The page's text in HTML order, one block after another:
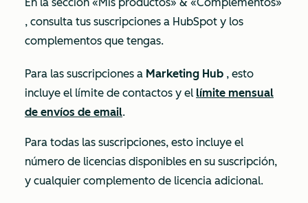
, consulta tus suscripciones a HubSpot y los
complementos que tengas.
Para las suscripciones a Marketing Hub , esto
incluye el límite de contactos y el límite mensual
de envíos de email.
Para todas las suscripciones, esto incluye el
número de licencias disponibles en su suscripción,
y cualquier complemento de licencia adicional.